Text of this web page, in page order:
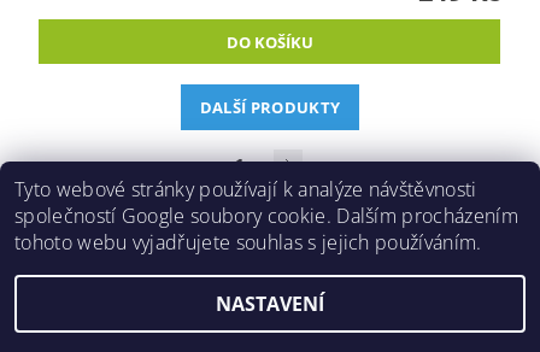
DALŠÍ PRODUKTY
1 2
2026 ©Inlinespeed.cz, všechna práva vyhrazena
Tyto webové stránky používají k analýze návštěvnosti
společností Google soubory cookie. Dalším procházením
tohoto webu vyjadřujete souhlas s jejich používáním.
NASTAVENÍ